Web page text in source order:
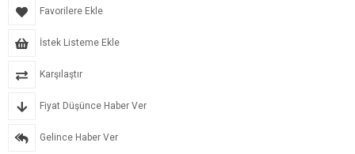
Favorilere Ekle
İstek Listeme Ekle
Karşılaştır
Fiyat Düşünce Haber Ver
Gelince Haber Ver